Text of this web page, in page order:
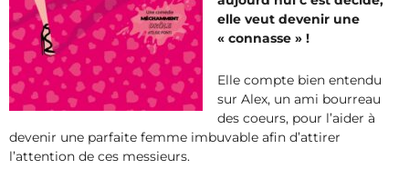
elle veut devenir une
« connasse » !
Elle compte bien entendu
sur Alex, un ami bourreau
des coeurs, pour l’aider à
devenir une parfaite femme imbuvable afin d’attirer
l’attention de ces messieurs.